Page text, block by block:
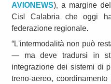
AVIONEWS), a margine
Cisl Calabria che oggi
federazione regionale.
“L'intermodalità non può
— ma deve tradursi in
integrazione dei sistemi di
treno-aereo,